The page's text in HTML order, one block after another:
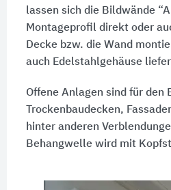
lassen sich die Bildwände
Montageprofil direkt oder
Decke bzw. die Wand
auch Edelstahlgehäuse
Offene Anlagen sind für den
Trockenbaudecken,
hinter anderen
Behangwelle wird mit